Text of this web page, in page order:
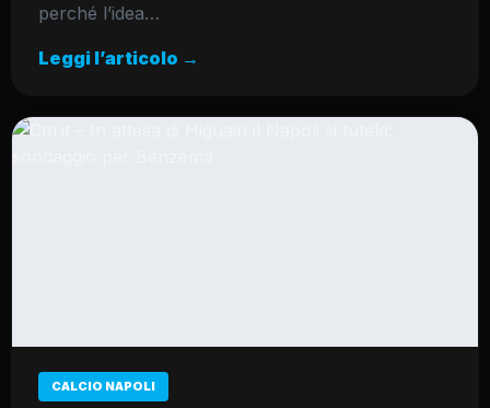
perché l’idea…
Leggi l’articolo →
CALCIO NAPOLI